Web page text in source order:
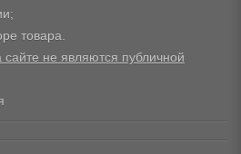
товара.
не являются публичной